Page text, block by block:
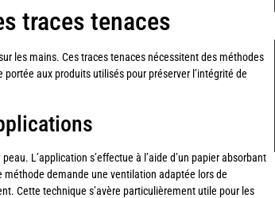
traces tenaces
les mains. Ces traces tenaces nécessitent des méthodes
aux produits utilisés pour préserver l’intégrité de
L’application s’effectue à l’aide d’un papier absorbant
demande une ventilation adaptée lors de
Cette technique s’avère particulièrement utile pour les